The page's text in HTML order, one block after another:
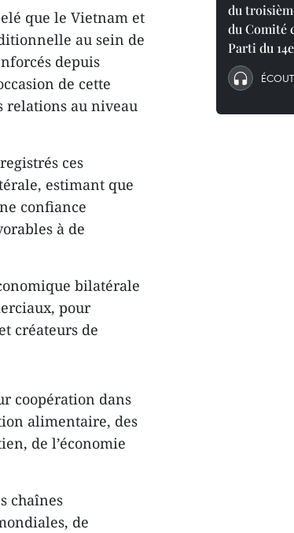
que le Vietnam et
au sein de
depuis
de cette
relations au niveau
ces
estimant que
confiance
à de
bilatérale
pour
créateurs de
coopération dans
alimentaire, des
de l’économie
chaînes
de
du
du Comité
Parti du